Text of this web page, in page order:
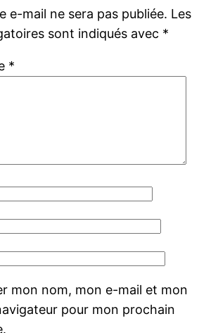
e-mail ne sera pas publiée. Les
sont indiqués avec *
*
mon nom, mon e-mail et mon
pour mon prochain